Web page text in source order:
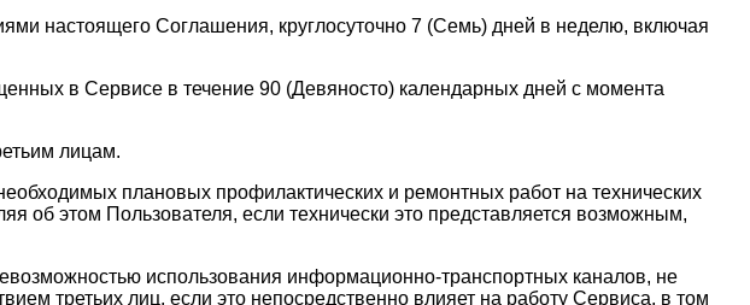
настоящего Соглашения, круглосуточно 7 (Семь) дней в неделю, включая
в Сервисе в течение 90 (Девяносто) календарных дней с момента
лицам.
плановых профилактических и ремонтных работ на технических
об этом Пользователя, если технически это представляется возможным,
использования информационно-транспортных каналов, не
третьих лиц, если это непосредственно влияет на работу Сервиса, в том